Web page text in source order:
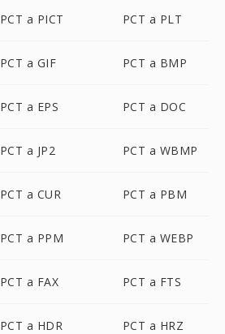
PCT a PICT PCT a PLT
PCT a GIF PCT a BMP
PCT a EPS PCT a DOC
PCT a JP2 PCT a WBMP
PCT a CUR PCT a PBM
PCT a PPM PCT a WEBP
PCT a FAX PCT a FTS
PCT a HDR PCT a HRZ